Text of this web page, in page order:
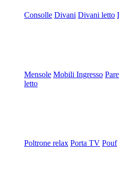
Consolle Divani Divani letto
Mensole Mobili Ingresso
letto
Poltrone relax Porta TV Pouf